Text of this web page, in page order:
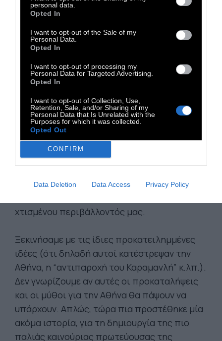
personal data.
Opted In
I want to opt-out of the Sale of my
Personal Data.
Opted In
I want to opt-out of processing my
Personal Data for Targeted Advertising.
Opted In
I want to opt-out of Collection, Use,
Retention, Sale, and/or Sharing of my
Personal Data that Is Unrelated with the
Purposes for which it was collected.
Opted Out
CONFIRM
Data Deletion Data Access Privacy Policy
Γαϊτανίδης, «η Αθήνα είναι η πόλη μας, εκεί
που γεννηθήκαμε και ζούμε, και την αγαπάμε
σαν να είναι “το χωριό μας”. Είναι όμως
αντιφατική και σχεδόν άγνωστη. Το
αθηναϊκής πολυκατοικίας καιτης
ανοικοδόμησης μέσα από τη ζωή των
ανώνυμων λαϊκών ανθρώπων της
αντιπαροχής.
Με αφορμή και οδηγό το βιβλίο της Ιωάννας
Θεοχαροπούλου, ψάξαμε στις ρωγμές της
βρούμε ποιοι και ποιες ήταν αυτοί οι
χτισμένου περιβάλλοντός μας.
Ξεκινήσαμε με τις ίδιες προκατειλημμένες
ιδέες (ότι δηλαδή αυτοί κατέστρεψαν την
Αθήνα, η “αντιπαροχή του Καραμανλή” κ.λπ.).
Δεν γνωρίζουμε αν αυτές οι προκαταλήψεις
και οι μύθοι για την Αθήνα θα πάψουν να
υπάρχουν. Απλώς, τώρα πια προστέθηκε μία
ακόμα ιστορία, για τη δημιουργία της πιο
παλιάς καινούριας πρωτεύουσας της